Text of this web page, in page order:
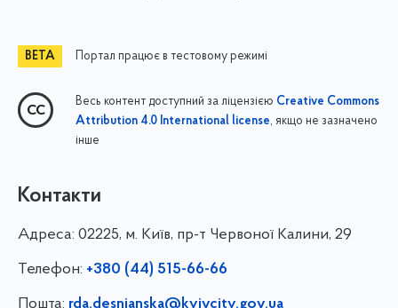
Портал працює в тестовому режимі
Весь контент доступний за ліцензією Creative Commons
Attribution 4.0 International license, якщо не зазначено
інше
Контакти
Адреса: 02225, м. Київ, пр-т Червоної Калини, 29
Телефон: +380 (44) 515-66-66
Пошта: rda.desnianska@kyivcity.gov.ua